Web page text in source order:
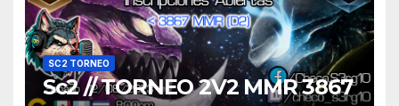
SC2 TORNEO
Sc2 // TORNEO 2V2 MMR 3867